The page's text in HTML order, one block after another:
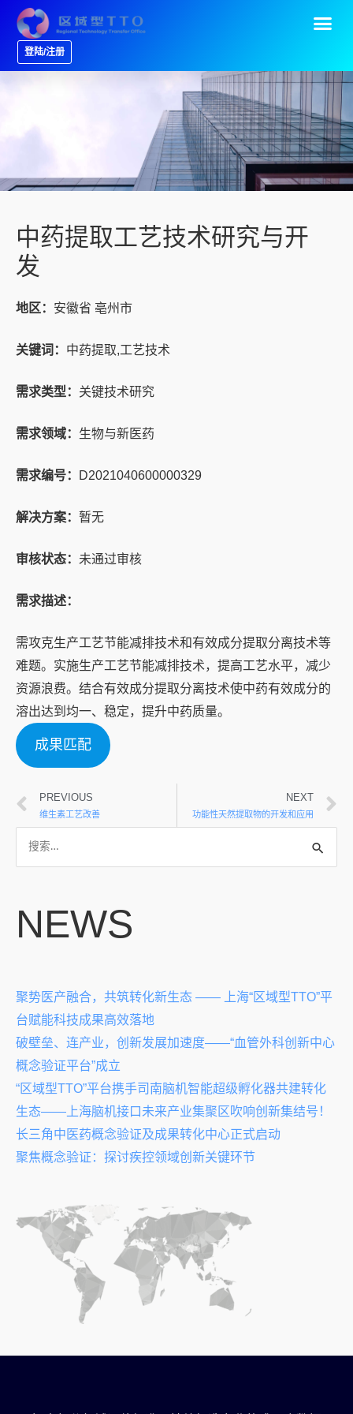
登陆/注册
中药提取工艺技术研究与开
发
地区： 安徽省 亳州市
关键词： 中药提取,工艺技术
需求类型： 关键技术研究
需求领域： 生物与新医药
需求编号： D2021040600000329
解决方案： 暂无
审核状态： 未通过审核
需求描述：
需攻克生产工艺节能减排技术和有效成分提取分离技术等
难题。实施生产工艺节能减排技术，提高工艺水平，减少
资源浪费。结合有效成分提取分离技术使中药有效成分的
溶出达到均一、稳定，提升中药质量。
成果匹配
PREVIOUS
维生素工艺改善
NEXT
功能性天然提取物的开发和应用
NEWS
聚势医产融合，共筑转化新生态 —— 上海“区域型TTO”平
台赋能科技成果高效落地
破壁垒、连产业，创新发展加速度——“血管外科创新中心
概念验证平台”成立
“区域型TTO”平台携手司南脑机智能超级孵化器共建转化
生态——上海脑机接口未来产业集聚区吹响创新集结号！
长三角中医药概念验证及成果转化中心正式启动
聚焦概念验证：探讨疾控领域创新关键环节